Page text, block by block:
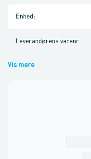
Enhed :
Leverandørens varenr. :
Vis mere